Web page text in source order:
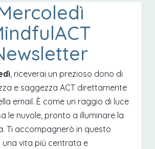
, riceverai un prezioso dono di
e saggezza ACT direttamente
email. È come un raggio di luce
le nuvole, pronto a illuminare la
Ti accompagnerò in questo
una vita più centrata e